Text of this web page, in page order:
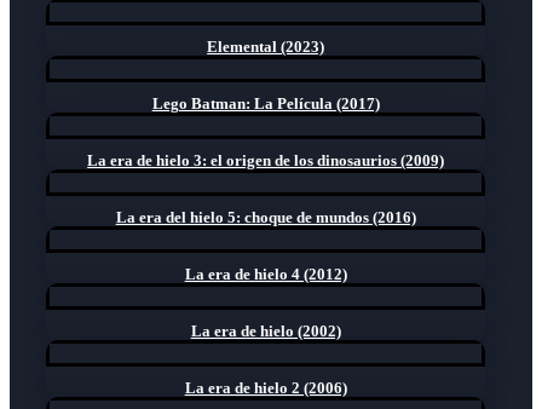
Elemental (2023)
Lego Batman: La Película (2017)
La era de hielo 3: el origen de los dinosaurios (2009)
La era del hielo 5: choque de mundos (2016)
La era de hielo 4 (2012)
La era de hielo (2002)
La era de hielo 2 (2006)